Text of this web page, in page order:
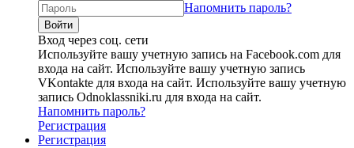
Напомнить пароль?
Вход через соц. сети
Используйте вашу учетную запись на Facebook.com для
входа на сайт. Используйте вашу учетную запись
VKontakte для входа на сайт. Используйте вашу учетную
запись Odnoklassniki.ru для входа на сайт.
Напомнить пароль?
Регистрация
Регистрация